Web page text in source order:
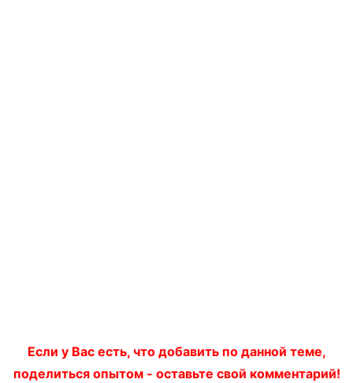
Если у Вас есть, что добавить по данной теме,
поделиться опытом - оставьте свой комментарий!